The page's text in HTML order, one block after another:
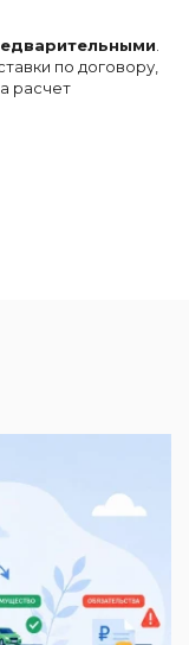
по договору,
расчет